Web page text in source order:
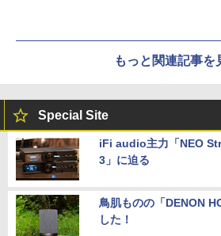
もっと関連記事を
Special Site
iFi audio主力「NEO
3」に迫る
鳥肌ものの「DENON
した！